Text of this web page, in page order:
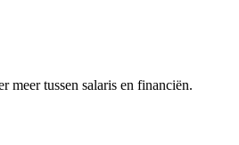
meer tussen salaris en financiën.